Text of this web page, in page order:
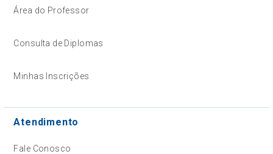
Área do Professor
Consulta de Diplomas
Minhas Inscrições
Atendimento
Fale Conosco